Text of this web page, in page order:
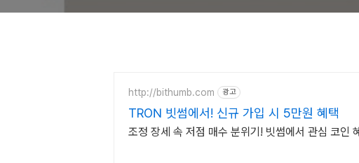
http://bithumb.com 광고
TRON 빗썸에서! 신규 가입 시 5만원 혜택
조정 장세 속 저점 매수 분위기! 빗썸에서 관심 코인